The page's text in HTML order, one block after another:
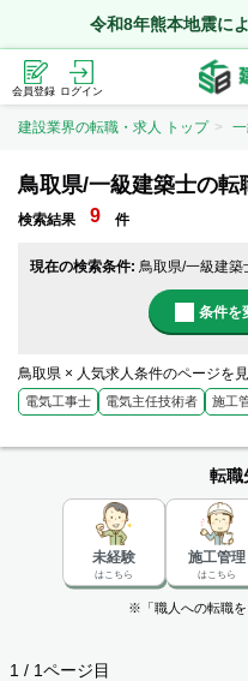
令和8年熊本地震に
会員登録 ログイン
建設業界の転職・求人 トップ
鳥取県/一級建築士の転
検索結果 9 件
現在の検索条件: 鳥取県/一級建築
条件を
鳥取県 × 人気求人条件のページを
電気工事士 電気主任技術者 施工
転職
未経験
はこちら
施工管理
はこちら
※「職人への転職を
1 / 1ページ目